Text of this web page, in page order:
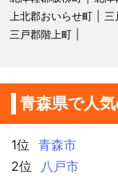
上北郡おいらせ町
三
三戸郡階上町
青森県で人
1位
青森市
2位
八戸市